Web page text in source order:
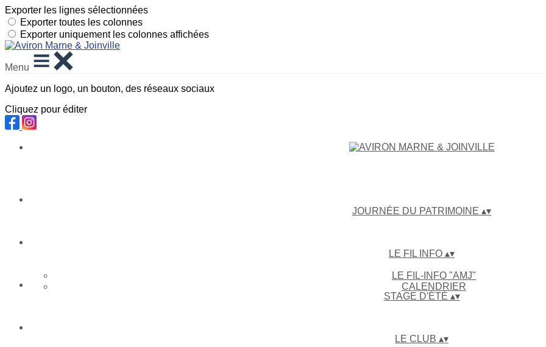
Exporter les lignes sélectionnées
Exporter toutes les colonnes
Exporter uniquement les colonnes affichées
Menu
Ajoutez un logo, un bouton, des réseaux sociaux
Cliquez pour éditer
JOURNÉE DU PATRIMOINE ▴▾
LE FIL INFO ▴▾
LE FIL-INFO "AMJ"
CALENDRIER
STAGE D'ÉTÉ ▴▾
LE CLUB ▴▾